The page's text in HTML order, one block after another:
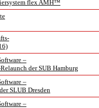
flex AMH™
–
der SUB Hamburg
–
SLUB Dresden
–
die
2018
ZB MED um